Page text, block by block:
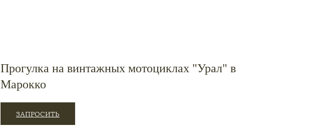
Прогулка на винтажных мотоциклах "Урал" в
Марокко
ЗАПРОСИТЬ